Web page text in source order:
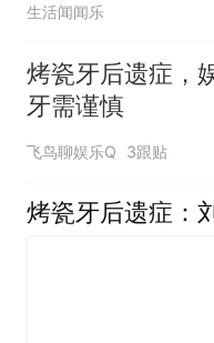
生活闻闻乐
烤瓷牙后遗症，
牙需谨慎
飞鸟聊娱乐Q 3跟贴
烤瓷牙后遗症：